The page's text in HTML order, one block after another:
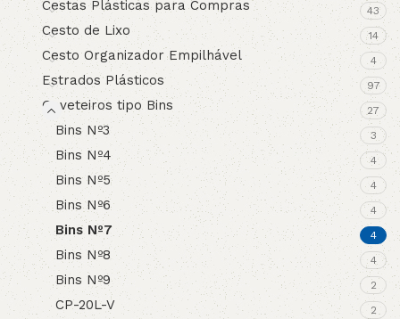
Cestas Plásticas para Compras 43
Cesto de Lixo 14
Cesto Organizador Empilhável 4
Estrados Plásticos 97
Gaveteiros tipo Bins 27
Bins Nº3 3
Bins Nº4 4
Bins Nº5 4
Bins Nº6 4
Bins Nº7 4
Bins Nº8 4
Bins Nº9 2
CP-20L-V 2